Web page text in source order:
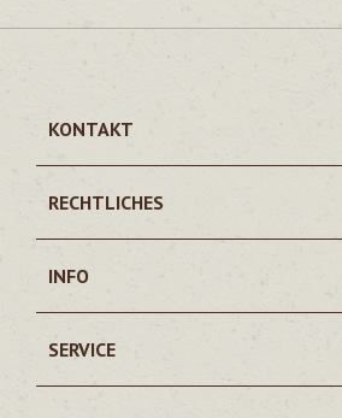
KONTAKT
RECHTLICHES
INFO
SERVICE